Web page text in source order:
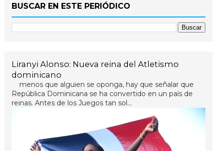
BUSCAR EN ESTE PERIÓDICO
Liranyi Alonso: Nueva reina del Atletismo
dominicano
menos que alguien se oponga, hay que señalar que
República Dominicana se ha convertido en un país de
reinas. Antes de los Juegos tan sol...